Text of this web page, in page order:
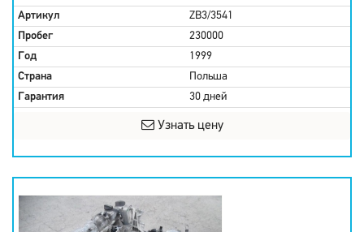
Артикул
ZB3/3541
Пробег
230000
Год
1999
Страна
Польша
Гарантия
30 дней
Узнать цену